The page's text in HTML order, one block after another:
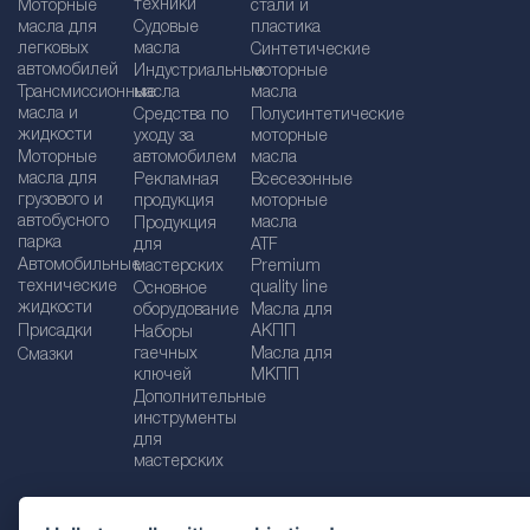
Моторные
масла для
легковых
автомобилей
Трансмиссионные
масла и
жидкости
Моторные
масла для
грузового и
автобусного
парка
Автомобильные
технические
жидкости
Присадки
Смазки
техники
Судовые
масла
Индустриальные
масла
Средства по
уходу за
автомобилем
Рекламная
продукция
Продукция
для
мастерских
Основное
оборудование
Наборы
гаечных
ключей
Дополнительные
инструменты
для
мастерских
стали и
пластика
Синтетические
моторные
масла
Полусинтетические
моторные
масла
Bсесезонные
моторные
масла
ATF
Premium
quality line
Масла для
АКПП
Масла для
МКПП